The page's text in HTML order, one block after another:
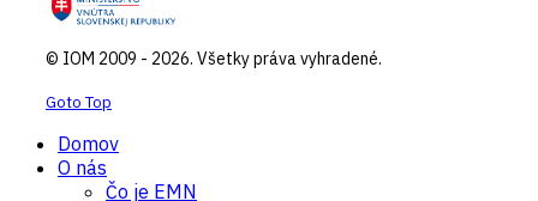
© IOM 2009 - 2026. Všetky práva vyhradené.
Goto Top
Domov
O nás
Čo je EMN